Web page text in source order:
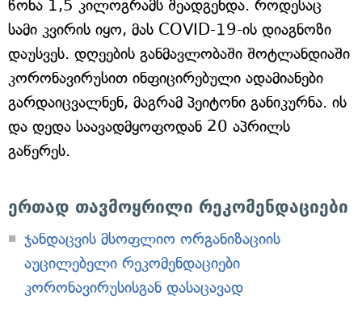
წონა 1,5 კილოგრამს შეადგენდა. როდესაც
სამი კვირის იყო, მას COVID-19-ის დიაგნოზი
დაუსვეს. დღეების განმავლობაში შოტლანდიაში
კორონავირუსით ინფიცირებული ადამიანები
გარდაიცვალნენ, მაგრამ პეიტონი განიკურნა. ის
და დედა საავადმყოფოდან 20 აპრილს
გაწერეს.
ერთად თავმოყრილი რეკომენდაციები
ჯანდაცვის მსოფლიო ორგანიზაციის
აუცილებელი რეკომენდაციები
კორონავირუსისგან დასაცავად